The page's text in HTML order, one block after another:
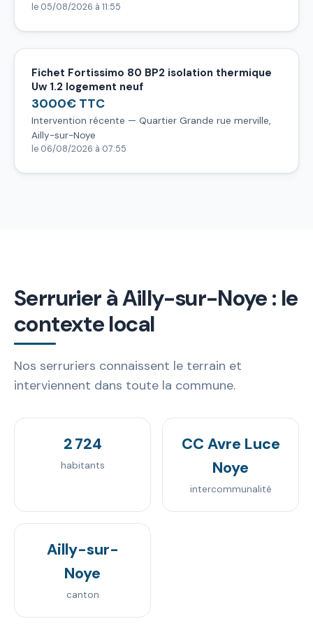
le 05/08/2026 à 11:55
Fichet Fortissimo 80 BP2 isolation thermique
Uw 1.2 logement neuf
3000€ TTC
Intervention récente — Quartier Grande rue merville,
Ailly-sur-Noye
le 06/08/2026 à 07:55
Serrurier à Ailly-sur-Noye : le
contexte local
Nos serruriers connaissent le terrain et
interviennent dans toute la commune.
2 724
habitants
CC Avre Luce
Noye
intercommunalité
Ailly-sur-
Noye
canton